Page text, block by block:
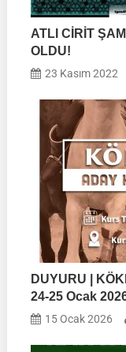
ATLI CİRİT
OLDU!
23 Kasım 2022
DUYURU |
24-25 Ocak
15 Ocak 2026